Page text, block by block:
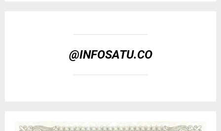
@INFOSATU.CO